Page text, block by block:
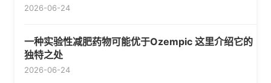
2026-06-24
一种实验性减肥药物可能优于Ozempic 这里介绍它的
独特之处
2026-06-24